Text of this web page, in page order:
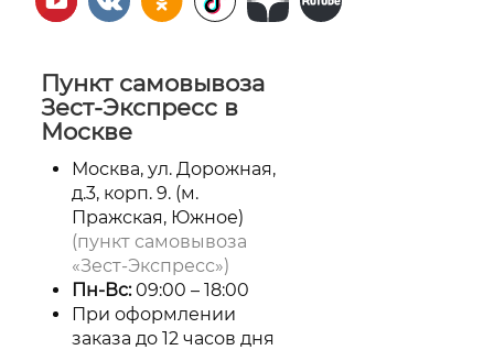
Пункт самовывоза
Зест-Экспресс в
Москве
Москва, ул. Дорожная,
д.3, корп. 9. (м.
Пражская, Южное)
(пункт самовывоза
«Зест-Экспресс»)
Пн-Вс:09:00 – 18:00
При оформлении
заказа до 12 часов дня